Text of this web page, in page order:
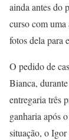
ainda antes do
curso com
fotos dela para
O pedido de
Bianca,
entregaria três
ganharia após
situação, o Igor